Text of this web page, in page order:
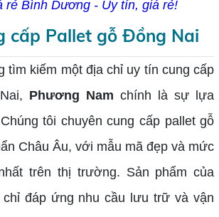
rẻ Bình Dương - Uy tín, giá rẻ!
cấp Pallet gỗ Đồng Nai
tìm kiếm một địa chỉ uy tín cung cấp
Phương Nam chính là sự lựa
tôi chuyên cung cấp pallet gỗ
Châu Âu, với mẫu mã đẹp và mức
trên thị trường. Sản phẩm của
chỉ đáp ứng nhu cầu lưu trữ và vận